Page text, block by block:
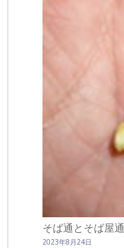
そば通とそば屋通
2023年8月24日